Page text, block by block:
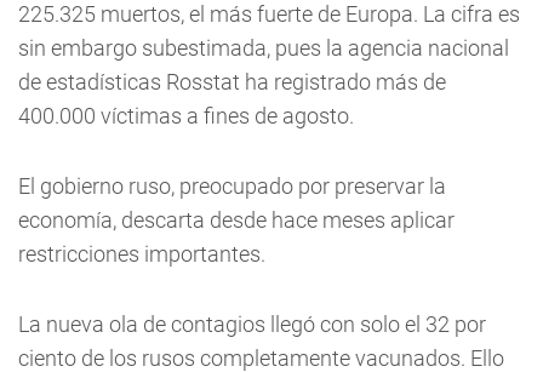
225.325 muertos, el más fuerte de Europa. La cifra es
sin embargo subestimada, pues la agencia nacional
de estadísticas Rosstat ha registrado más de
400.000 víctimas a fines de agosto.
El gobierno ruso, preocupado por preservar la
economía, descarta desde hace meses aplicar
restricciones importantes.
La nueva ola de contagios llegó con solo el 32 por
ciento de los rusos completamente vacunados. Ello